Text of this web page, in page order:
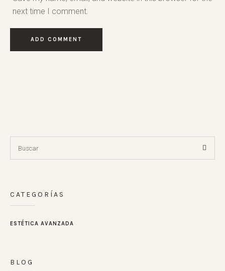
next time I comment.
CATEGORÍAS
ESTÉTICA AVANZADA
BLOG